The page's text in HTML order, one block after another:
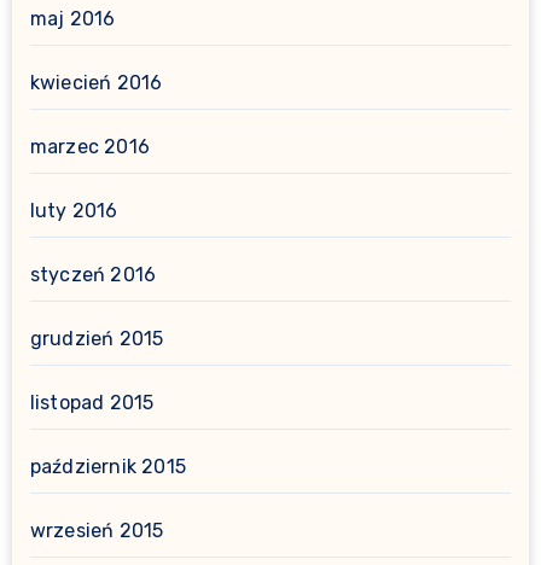
maj 2016
kwiecień 2016
marzec 2016
luty 2016
styczeń 2016
grudzień 2015
listopad 2015
październik 2015
wrzesień 2015